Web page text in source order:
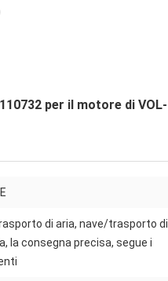
per il motore di VOL-
di aria, nave/trasporto di
la consegna precisa, segue i